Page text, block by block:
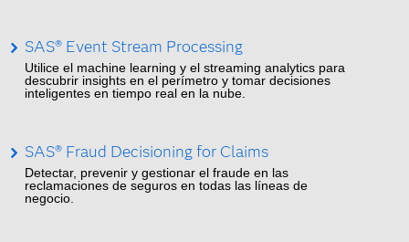
SAS® Event Stream Processing
Utilice el machine learning y el streaming analytics para
descubrir insights en el perímetro y tomar decisiones
inteligentes en tiempo real en la nube.
SAS® Fraud Decisioning for Claims
Detectar, prevenir y gestionar el fraude en las
reclamaciones de seguros en todas las líneas de
negocio.